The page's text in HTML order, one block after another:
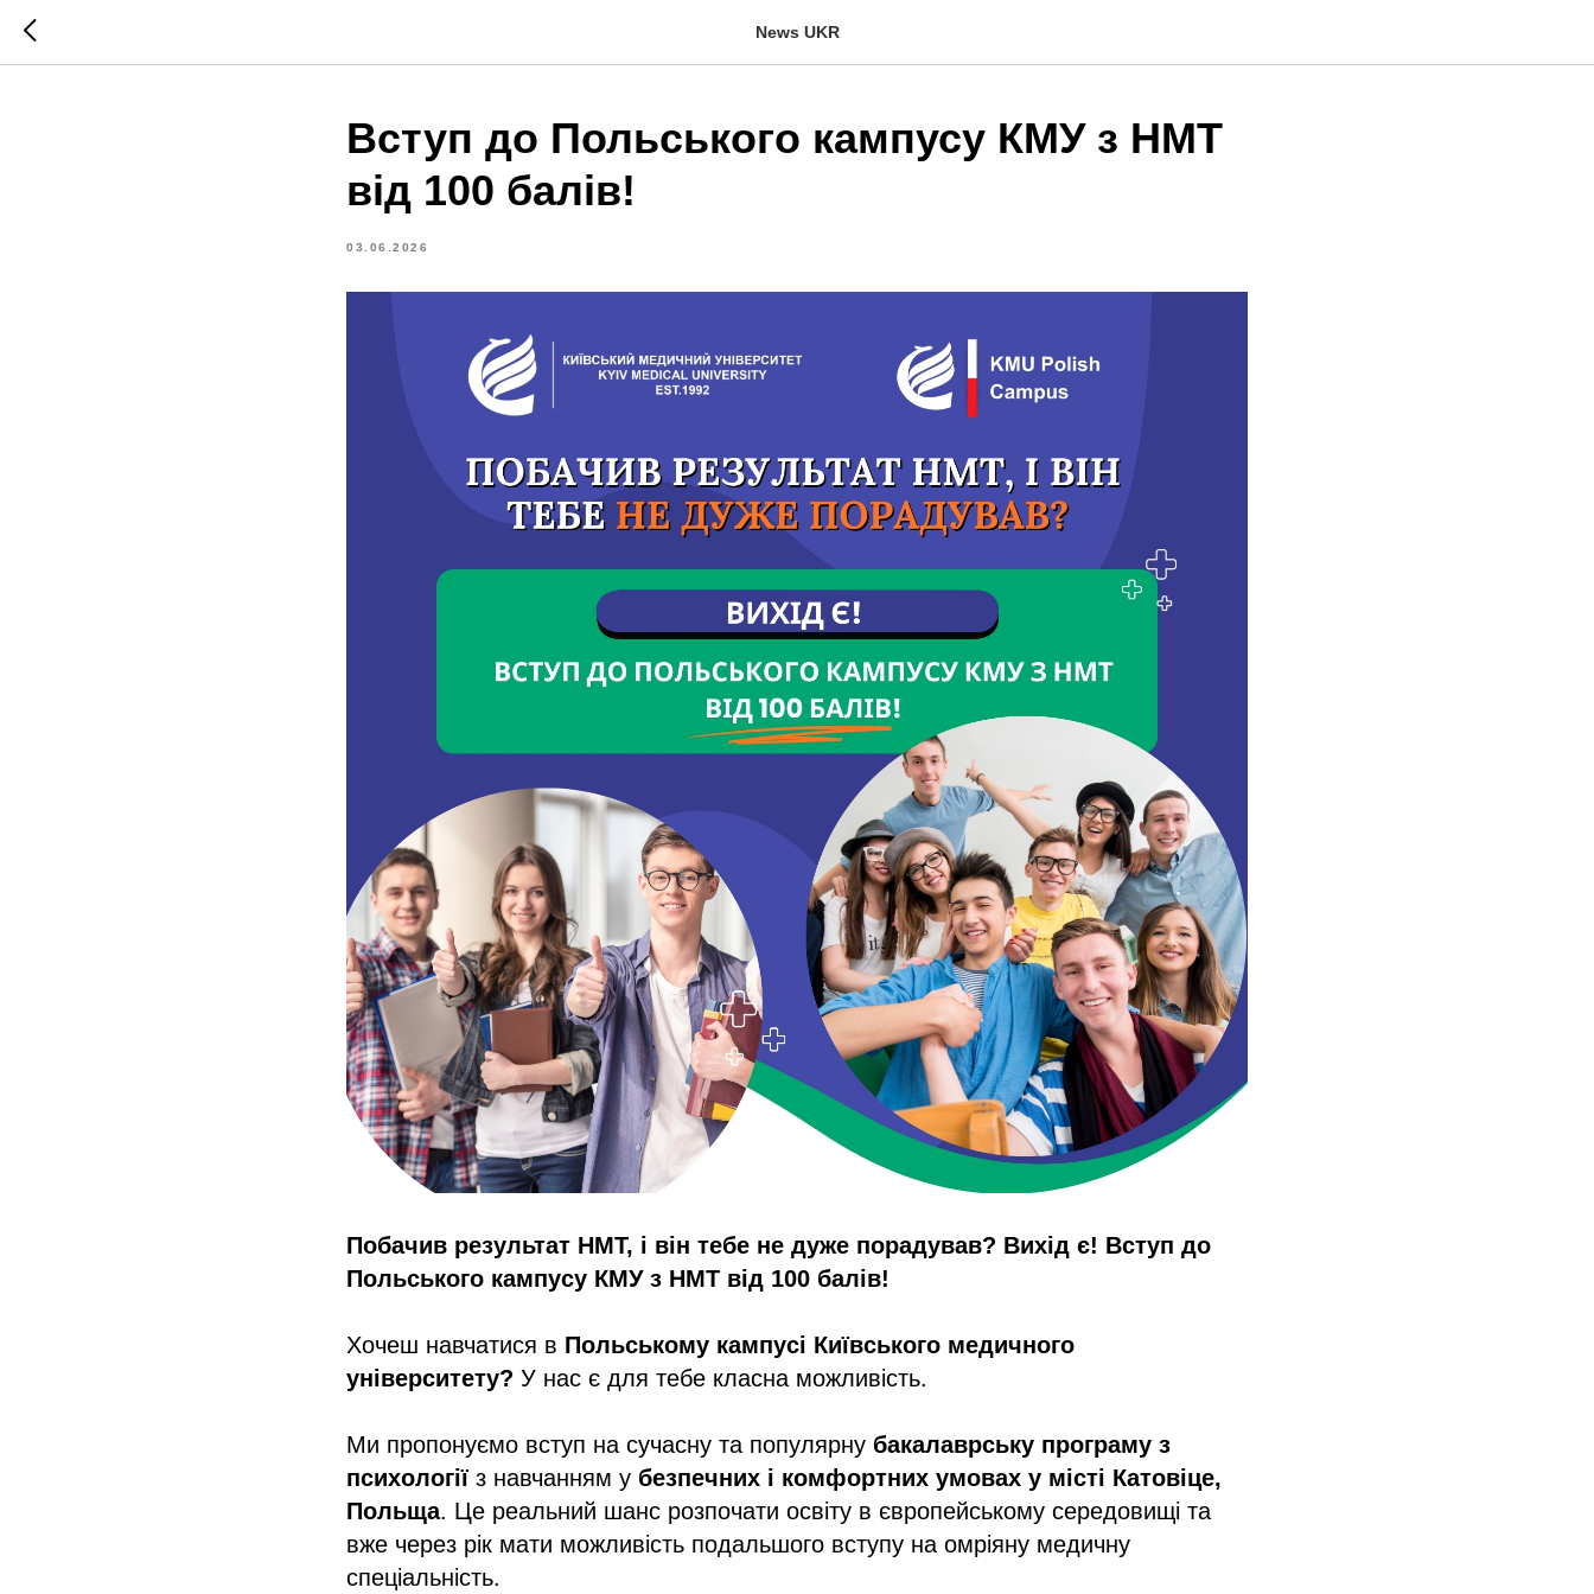
News UKR
Вступ до Польського кампусу КМУ з НМТ
від 100 балів!
03.06.2026
Побачив результат НМТ, і він тебе не дуже порадував? Вихід є! Вступ до
Польського кампусу КМУ з НМТ від 100 балів!
Хочеш навчатися в Польському кампусі Київського медичного
університету? У нас є для тебе класна можливість.
Ми пропонуємо вступ на сучасну та популярну бакалаврську програму з
психології з навчанням у безпечних і комфортних умовах у місті Катовіце,
Польща. Це реальний шанс розпочати освіту в європейському середовищі та
вже через рік мати можливість подальшого вступу на омріяну медичну
спеціальність.